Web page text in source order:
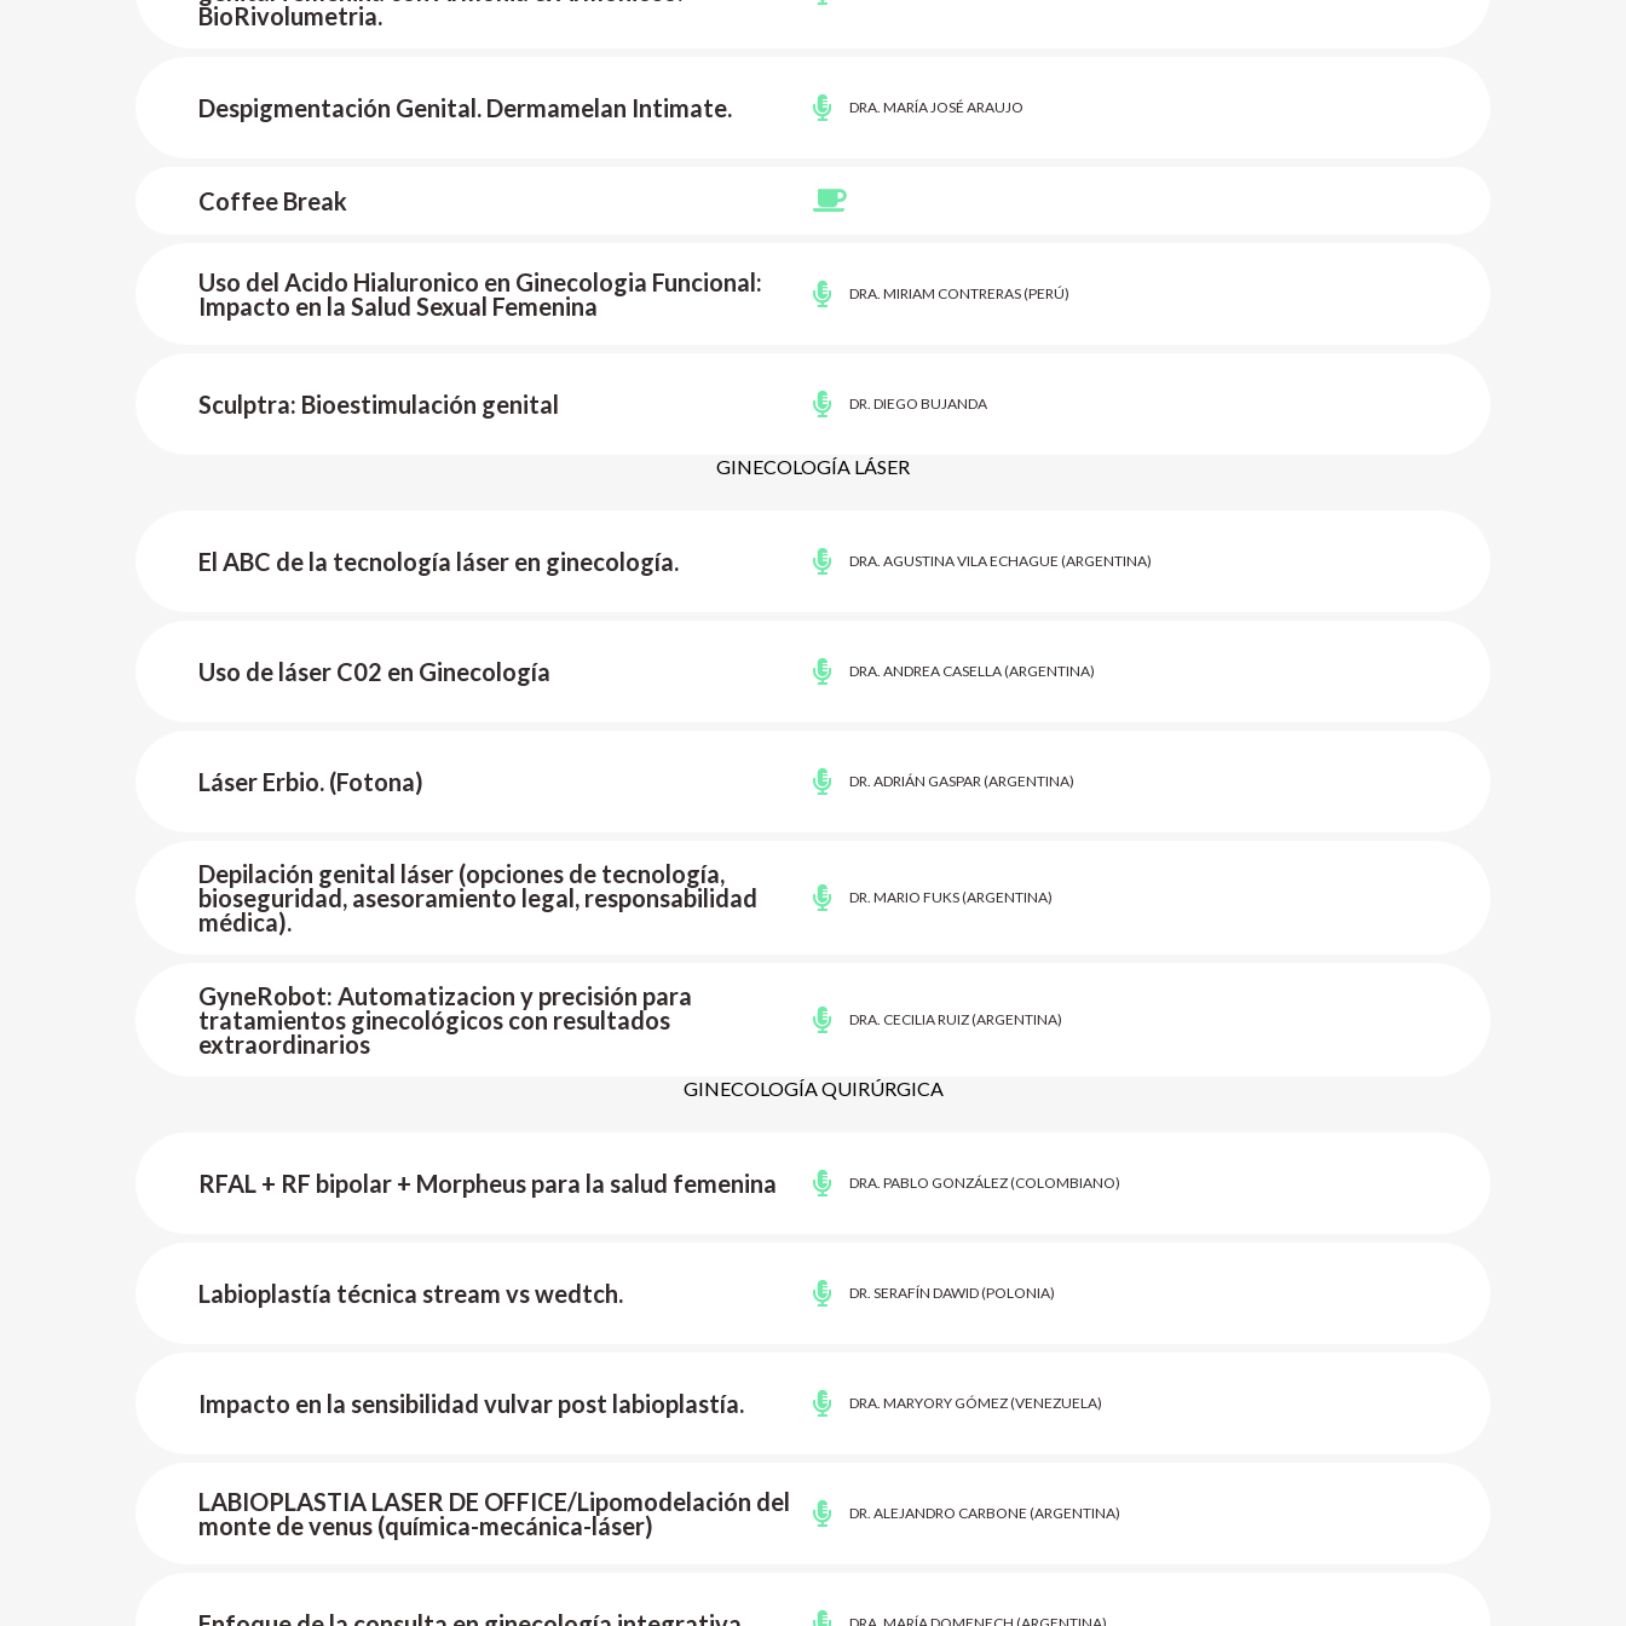
BioRivolumetria.
Despigmentación Genital. Dermamelan Intimate. DRA. MARÍA JOSÉ ARAUJO
Coffee Break
Uso del Acido Hialuronico en Ginecologia Funcional:
Impacto en la Salud Sexual Femenina
DRA. MIRIAM CONTRERAS (PERÚ)
Sculptra: Bioestimulación genital DR. DIEGO BUJANDA
GINECOLOGÍA LÁSER
El ABC de la tecnología láser en ginecología. DRA. AGUSTINA VILA ECHAGUE (ARGENTINA)
Uso de láser C02 en Ginecología DRA. ANDREA CASELLA (ARGENTINA)
Láser Erbio. (Fotona) DR. ADRIÁN GASPAR (ARGENTINA)
Depilación genital láser (opciones de tecnología,
bioseguridad, asesoramiento legal, responsabilidad
médica).
DR. MARIO FUKS (ARGENTINA)
GyneRobot: Automatizacion y precisión para
tratamientos ginecológicos con resultados
extraordinarios
DRA. CECILIA RUIZ (ARGENTINA)
GINECOLOGÍA QUIRÚRGICA
RFAL + RF bipolar + Morpheus para la salud femenina DRA. PABLO GONZÁLEZ (COLOMBIANO)
Labioplastía técnica stream vs wedtch. DR. SERAFÍN DAWID (POLONIA)
Impacto en la sensibilidad vulvar post labioplastía. DRA. MARYORY GÓMEZ (VENEZUELA)
LABIOPLASTIA LASER DE OFFICE/Lipomodelación del
monte de venus (química-mecánica-láser)
DR. ALEJANDRO CARBONE (ARGENTINA)